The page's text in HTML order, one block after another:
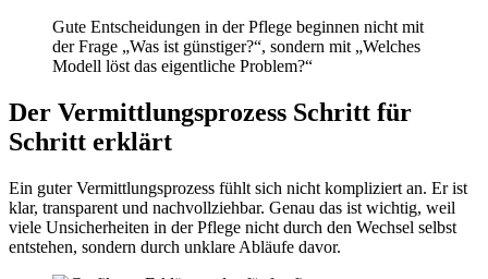
Gute Entscheidungen in der Pflege beginnen nicht mit
der Frage „Was ist günstiger?“, sondern mit „Welches
Modell löst das eigentliche Problem?“
Der Vermittlungsprozess Schritt für
Schritt erklärt
Ein guter Vermittlungsprozess fühlt sich nicht kompliziert an. Er ist
klar, transparent und nachvollziehbar. Genau das ist wichtig, weil
viele Unsicherheiten in der Pflege nicht durch den Wechsel selbst
entstehen, sondern durch unklare Abläufe davor.